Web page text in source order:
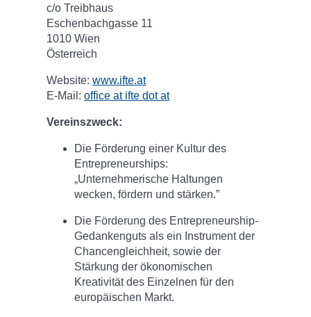
c/o Treibhaus
Eschenbachgasse 11
1010 Wien
Österreich
Website:www.ifte.at
E-Mail:office at ifte dot at
Vereinszweck:
Die Förderung einer Kultur des
Entrepreneurships:
„Unternehmerische Haltungen
wecken, fördern und stärken.”
Die Förderung des Entrepreneurship-
Gedankenguts als ein Instrument der
Chancengleichheit, sowie der
Stärkung der ökonomischen
Kreativität des Einzelnen für den
europäischen Markt.